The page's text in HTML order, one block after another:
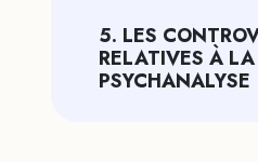
5. LES
RELATIVES À LA
PSYCHANALYSE